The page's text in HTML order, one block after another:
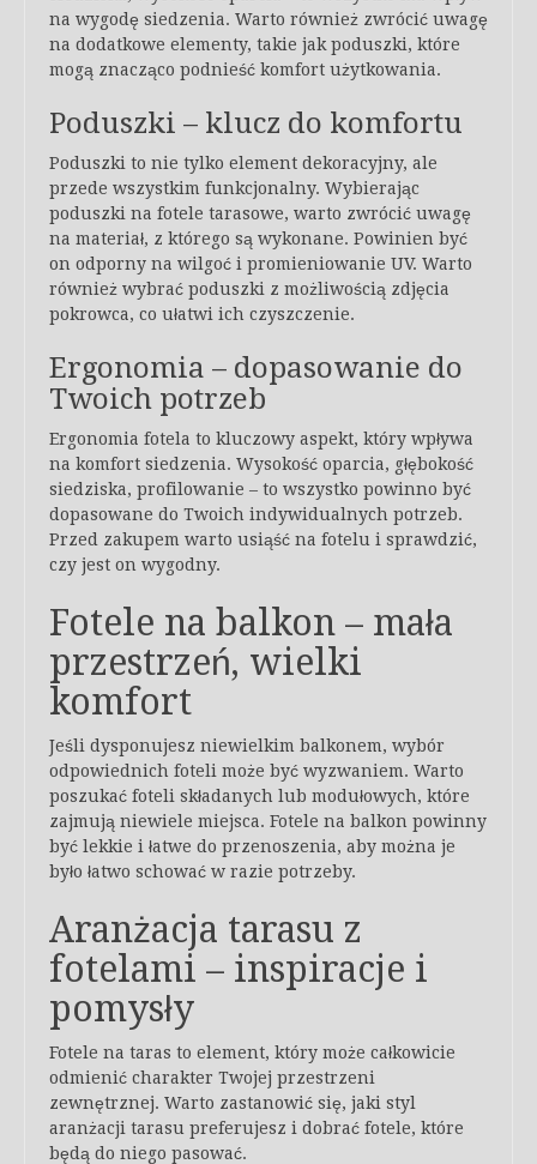
na wygodę siedzenia. Warto również zwrócić uwagę
na dodatkowe elementy, takie jak poduszki, które
mogą znacząco podnieść komfort użytkowania.
Poduszki – klucz do komfortu
Poduszki to nie tylko element dekoracyjny, ale
przede wszystkim funkcjonalny. Wybierając
poduszki na fotele tarasowe, warto zwrócić uwagę
na materiał, z którego są wykonane. Powinien być
on odporny na wilgoć i promieniowanie UV. Warto
również wybrać poduszki z możliwością zdjęcia
pokrowca, co ułatwi ich czyszczenie.
Ergonomia – dopasowanie do
Twoich potrzeb
Ergonomia fotela to kluczowy aspekt, który wpływa
na komfort siedzenia. Wysokość oparcia, głębokość
siedziska, profilowanie – to wszystko powinno być
dopasowane do Twoich indywidualnych potrzeb.
Przed zakupem warto usiąść na fotelu i sprawdzić,
czy jest on wygodny.
Fotele na balkon – mała
przestrzeń, wielki
komfort
Jeśli dysponujesz niewielkim balkonem, wybór
odpowiednich foteli może być wyzwaniem. Warto
poszukać foteli składanych lub modułowych, które
zajmują niewiele miejsca. Fotele na balkon powinny
być lekkie i łatwe do przenoszenia, aby można je
było łatwo schować w razie potrzeby.
Aranżacja tarasu z
fotelami – inspiracje i
pomysły
Fotele na taras to element, który może całkowicie
odmienić charakter Twojej przestrzeni
zewnętrznej. Warto zastanowić się, jaki styl
aranżacji tarasu preferujesz i dobrać fotele, które
będą do niego pasować.